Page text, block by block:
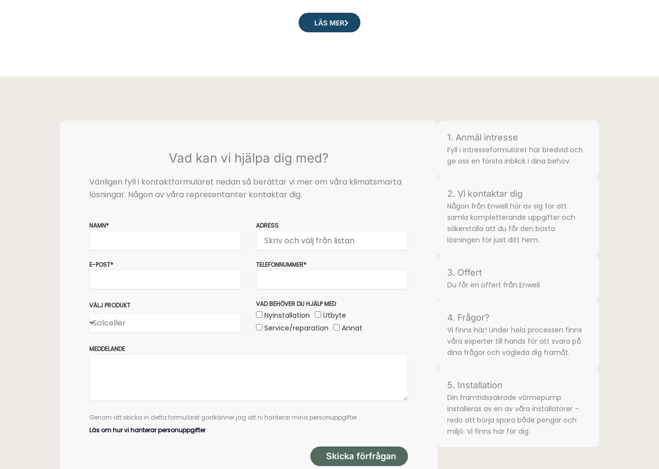
LÄS MER
Vad kan vi hjälpa dig med?
Vänligen fyll i kontaktformuläret nedan så berättar vi mer om våra klimatsmarta
lösningar. Någon av våra representanter kontaktar dig.
NAMN* ADRESS
E-POST* TELEFONNUMMER*
VÄLJ PRODUKT VAD BEHÖVER DU HJÄLP MED
Nyinstallation
Utbyte
Service/reparation
Annat
MEDDELANDE
Genom att skicka in detta formuläret godkänner jag att ni hanterar mina personuppgifter.
Läs om hur vi hanterar personuppgifter
Skicka förfrågan
1. Anmäl intresse
Fyll i intresse­formuläret här bredvid och
ge oss en första inblick i dina behov.
2. Vi kontaktar dig
Någon från Enwell hör av sig för att
samla komplette­rande uppgifter och
säkerställa att du får den bästa
lösningen för just ditt hem.
3. Offert
Du får en offert från Enwell
4. Frågor?
Vi finns här! Under hela processen finns
våra experter till hands för att svara på
dina frågor och vägleda dig framåt.
5. Installation
Din framtidssäkrade värmepump
installeras av en av våra installatörer –
redo att börja spara både pengar och
miljö. Vi finns här för dig.​